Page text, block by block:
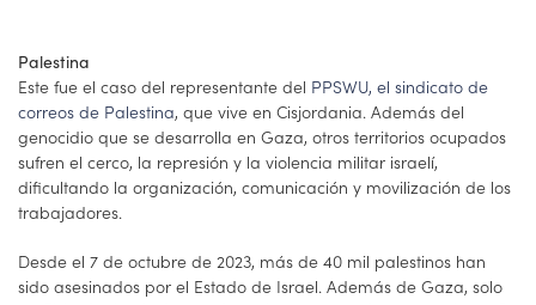
Palestina
Este fue el caso del representante del PPSWU, el sindicato de
correos de Palestina, que vive en Cisjordania. Además del
genocidio que se desarrolla en Gaza, otros territorios ocupados
sufren el cerco, la represión y la violencia militar israelí,
dificultando la organización, comunicación y movilización de los
trabajadores.
Desde el 7 de octubre de 2023, más de 40 mil palestinos han
sido asesinados por el Estado de Israel. Además de Gaza, solo